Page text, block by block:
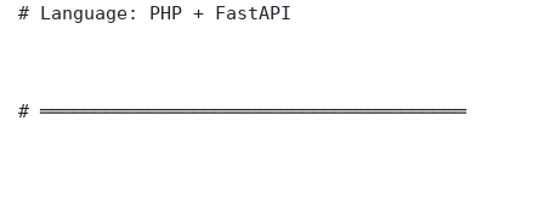
# Language: PHP + FastAPI
# ═══════════════════════════════════════